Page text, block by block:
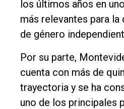
los últimos años en
más relevantes para
de género
Por su parte,
cuenta con más de
trayectoria y se ha
uno de los principales